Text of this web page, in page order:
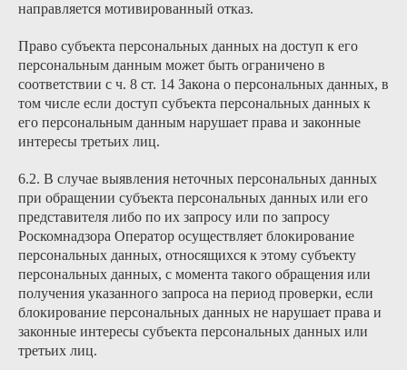
направляется мотивированный отказ.
Право субъекта персональных данных на доступ к его
персональным данным может быть ограничено в
соответствии с ч. 8 ст. 14 Закона о персональных данных, в
том числе если доступ субъекта персональных данных к
его персональным данным нарушает права и законные
интересы третьих лиц.
6.2. В случае выявления неточных персональных данных
при обращении субъекта персональных данных или его
представителя либо по их запросу или по запросу
Роскомнадзора Оператор осуществляет блокирование
персональных данных, относящихся к этому субъекту
персональных данных, с момента такого обращения или
получения указанного запроса на период проверки, если
блокирование персональных данных не нарушает права и
законные интересы субъекта персональных данных или
третьих лиц.